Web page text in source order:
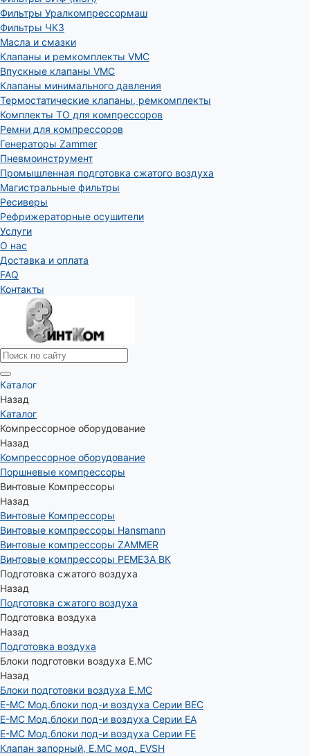
Фильтры Уралкомпрессормаш
Фильтры ЧКЗ
Масла и смазки
Клапаны и ремкомплекты VMC
Впускные клапаны VMC
Клапаны минимального давления
Термостатические клапаны, ремкомплекты
Комплекты ТО для компрессоров
Ремни для компрессоров
Генераторы Zammer
Пневмоинструмент
Промышленная подготовка сжатого воздуха
Магистральные фильтры
Ресиверы
Рефрижераторные осушители
Услуги
О нас
Доставка и оплата
FAQ
Контакты
Каталог
Назад
Каталог
Компрессорное оборудование
Назад
Компрессорное оборудование
Поршневые компрессоры
Винтовые Компрессоры
Назад
Винтовые Компрессоры
Винтовые компрессоры Hansmann
Винтовые компрессоры ZAMMER
Винтовые компрессоры РЕМЕЗА ВК
Подготовка сжатого воздуха
Назад
Подготовка сжатого воздуха
Подготовка воздуха
Назад
Подготовка воздуха
Блоки подготовки воздуха E.MC
Назад
Блоки подготовки воздуха E.MC
E-MC Мод.блоки под-и воздуха Серии BEC
E-MC Мод.блоки под-и воздуха Серии EA
E-MC Мод.блоки под-и воздуха Серии FE
Клапан запорный, E.MC мод. EVSH